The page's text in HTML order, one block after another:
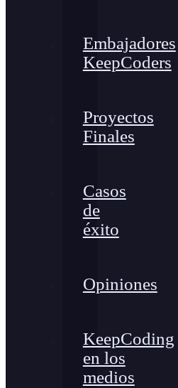
Embajadores
KeepCoders
Proyectos
Finales
Casos
de
éxito
Opiniones
KeepCoding
en los
medios